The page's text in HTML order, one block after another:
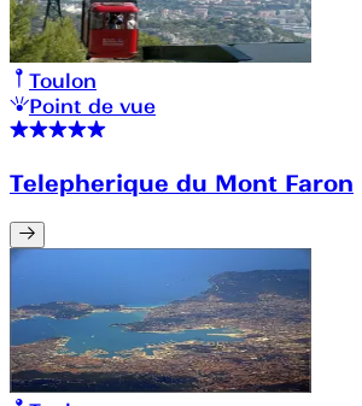
Toulon
Point de vue
Telepherique du Mont Faron